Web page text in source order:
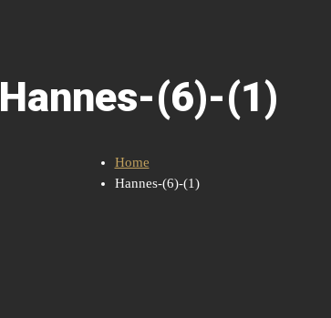
Hannes-(6)-(1)
Home
Hannes-(6)-(1)